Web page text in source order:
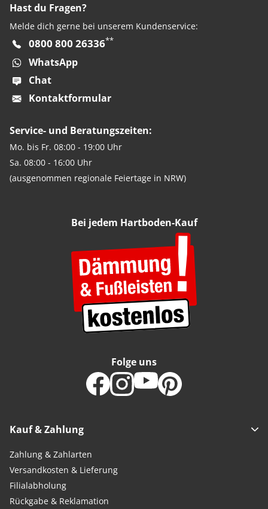
Hast du Fragen?
Melde dich gerne bei unserem Kundenservice:
0800 800 26336**
WhatsApp
Chat
Kontaktformular
Service- und Beratungszeiten:
Mo. bis Fr. 08:00 - 19:00 Uhr
Sa. 08:00 - 16:00 Uhr
(ausgenommen regionale Feiertage in NRW)
Bei jedem Hartboden-Kauf
Kauf & Zahlung
Zahlung & Zahlarten
Versandkosten & Lieferung
Filialabholung
Rückgabe & Reklamation
Folge uns